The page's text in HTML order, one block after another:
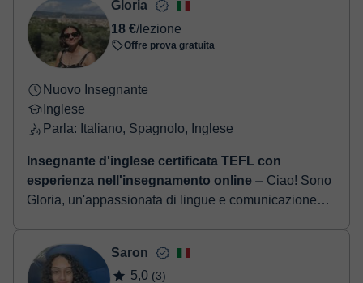
Una volta che hai realizzato il pagamento, riceverai un email di
conferma della prenotazione.
Gloria
18 €/lezione
Offre prova gratuita
Nuovo Insegnante
Inglese
Parla: Italiano, Spagnolo, Inglese
Insegnante d'inglese certificata TEFL con
esperienza nell'insegnamento online ⏤ Ciao! Sono
Gloria, un'appassionata di lingue e comunicazione
Saron
5,0 (3)